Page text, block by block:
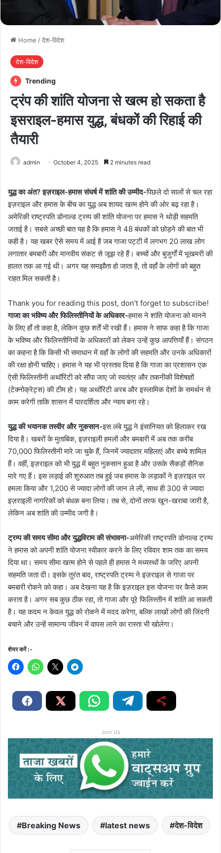
Home /देश-विदेश
देश-विदेश
Trending
ट्रंप की शांति योजना से खत्म हो सकता है
इसराइल-हमास युद्ध, बंधकों की रिहाई की
तैयारी
admin October 4, 2025 2 minutes read
युद्ध का अंत? इज़राइल-हमास संघर्ष में शांति की उम्मीद-पिछले दो सालों से चल रहा
इज़राइल और हमास के बीच का युद्ध अब शायद खत्म होने की ओर बढ़ रहा है।
अमेरिकी राष्ट्रपति डोनाल्ड ट्रम्प की शांति योजना पर हमास ने थोड़ी सहमति
जताई है। सबसे अच्छी बात यह है कि हमास ने 48 बंधकों को छोड़ने की बात भी
कही है। यह खबर ऐसे समय में आई है जब गाजा पट्टी में लगभग 20 लाख लोग
लगातार बमबारी और मानवीय संकट से जूझ रहे हैं। बच्चों और बुजुर्गों में भूखमरी की
हालत तक आ गई थी। अगर यह समझौता हो जाता है, तो वहाँ के लोगों को बहुत
राहत मिल सकती है।
Thank you for reading this post, don't forget to subscribe!
गाजा का भविष्य और फिलिस्तीनियों के अधिकार-हमास ने शांति योजना को मानने
के लिए हाँ तो कहा है, लेकिन कुछ शर्तें भी रखी हैं। हमास ने साफ कहा है कि गाजा
के भविष्य और फिलिस्तीनियों के अधिकारों को लेकर उन्हें कुछ आपत्तियाँ हैं। संगठन
का कहना है कि किसी भी समाधान में वहाँ के लोगों की सहमति और उनके अधिकारों
की रक्षा होनी चाहिए। हमास ने यह भी प्रस्ताव दिया है कि गाजा का प्रशासन एक
ऐसी फिलिस्तीनी अथॉरिटी को सौंपा जाए जो स्वतंत्र और तकनीकी विशेषज्ञों
(टेक्नोक्रेट्स) की टीम हो। यह अथॉरिटी अरब और इस्लामिक देशों के समर्थन से
काम करेगी ताकि शासन में पारदर्शिता और न्याय बना रहे।
युद्ध की भयानक तस्वीर और नुकसान-इस लंबे युद्ध ने इंसानियत को हिलाकर रख
दिया है। खबरों के मुताबिक, इज़राइली हमलों और बमबारी में अब तक करीब
70,000 फिलिस्तीनी मारे जा चुके हैं, जिनमें ज्यादातर महिलाएं और बच्चे शामिल
हैं। वहीं, इज़राइल को भी युद्ध में बहुत नुकसान हुआ है और उसके सैकड़ों सैनिक
मारे गए हैं। इस लड़ाई की शुरुआत तब हुई जब हमास के लड़ाकों ने इज़राइल पर
हमला किया और 1,200 से ज्यादा लोगों की जान ले ली, साथ ही 300 से ज्यादा
इज़राइली नागरिकों को बंधक बना लिया। तब से, दोनों तरफ खून-खराबा जारी है,
लेकिन अब शांति की उम्मीद जगी है।
ट्रम्प की समय सीमा और युद्धविराम की संभावना-अमेरिकी राष्ट्रपति डोनाल्ड ट्रम्प
ने हमास को अपनी शांति योजना स्वीकार करने के लिए रविवार शाम तक का समय
दिया था। समय सीमा खत्म होने से पहले ही हमास ने मध्यस्थों के जरिए अपनी
सहमति जता दी। इसके तुरंत बाद, राष्ट्रपति ट्रम्प ने इज़राइल से गाजा पर
बमबारी रोकने को कहा। अब देखना यह है कि इज़राइल इस योजना पर कैसे काम
करता है। अगर सब कुछ ठीक रहा, तो गाजा और पूरे फिलिस्तीन में शांति आ सकती
है। यह कदम न केवल युद्ध को रोकने में मदद करेगा, बल्कि लाखों लोगों की जिंदगी
बचाने और उन्हें सामान्य जीवन में वापस लाने का रास्ता भी खोलेगा।
शेयर करें :-
Join Us
Breaking News latest news देश-विदेश